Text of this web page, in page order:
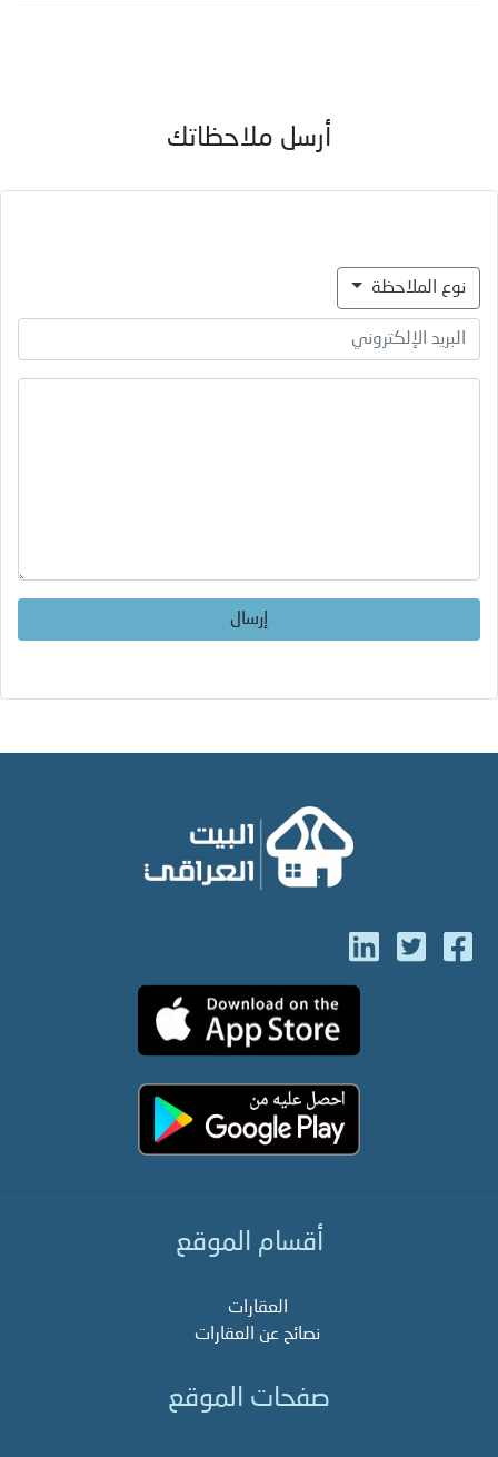
أرسل ملاحظاتك
نوع الملاحظة
إرسال
أقسام الموقع
العقارات
نصائح عن العقارات
صفحات الموقع